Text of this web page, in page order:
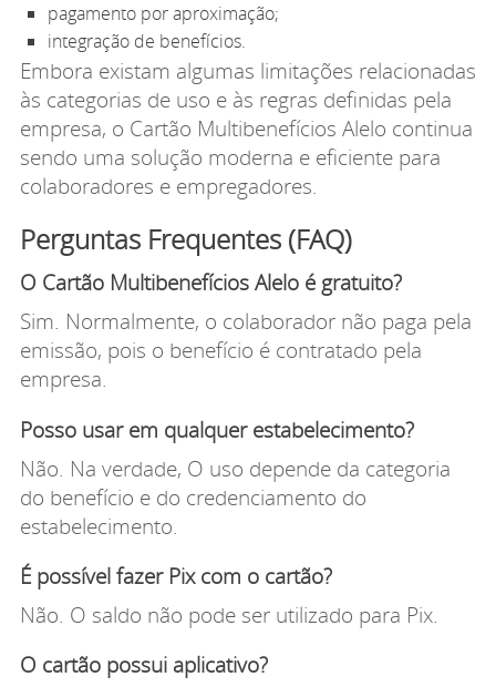
pagamento por aproximação;
integração de benefícios.
Embora existam algumas limitações relacionadas
às categorias de uso e às regras definidas pela
empresa, o Cartão Multibenefícios Alelo continua
sendo uma solução moderna e eficiente para
colaboradores e empregadores.
Perguntas Frequentes (FAQ)
O Cartão Multibenefícios Alelo é gratuito?
Sim. Normalmente, o colaborador não paga pela
emissão, pois o benefício é contratado pela
empresa.
Posso usar em qualquer estabelecimento?
Não. Na verdade, O uso depende da categoria
do benefício e do credenciamento do
estabelecimento.
É possível fazer Pix com o cartão?
Não. O saldo não pode ser utilizado para Pix.
O cartão possui aplicativo?